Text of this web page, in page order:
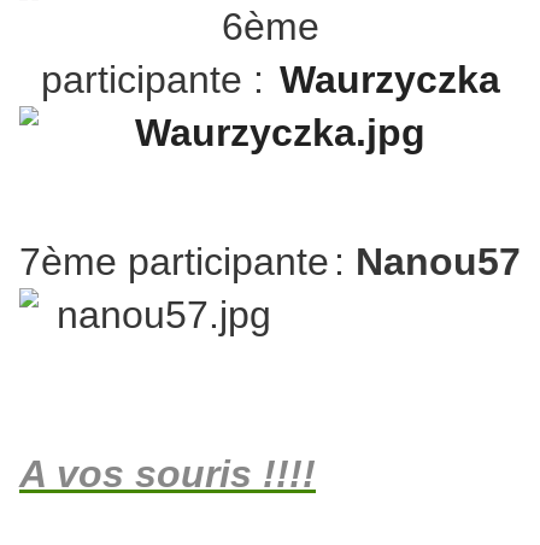
6ème
participante : Waurzyczka
7ème participante : Nanou57
A vos souris !!!!